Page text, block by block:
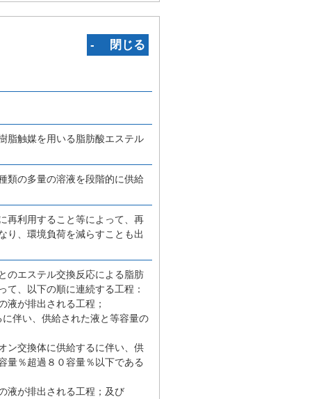
‐ 閉じる
脂触媒を用いる脂肪酸エステル
類の多量の溶液を段階的に供給
再利用すること等によって、再
り、環境負荷を減らすことも出
のエステル交換反応による脂肪
、以下の順に連続する工程：
液が排出される工程；
伴い、供給された液と等容量の
ン交換体に供給するに伴い、供
量％超過８０容量％以下である
液が排出される工程；及び